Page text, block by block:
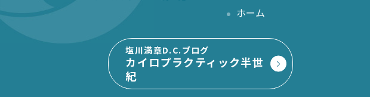
ホーム
塩川満章D.C.ブログ
カイロプラクティック半世
紀